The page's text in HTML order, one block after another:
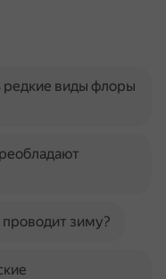
редкие виды флоры
проводит зиму?